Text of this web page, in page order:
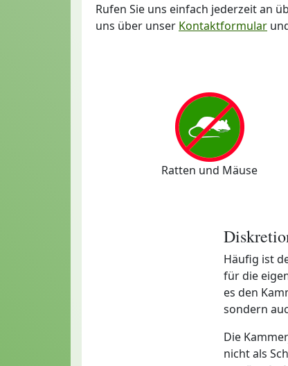
Rufen Sie uns einfach jederzeit an
uns über unser Kontaktformular
Ratten und Mäuse
Häufig ist
für die
es den
sondern
Die
nicht als